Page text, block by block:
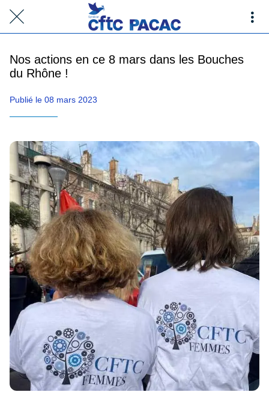
Nos actions en ce 8 mars dans les Bouches
du Rhône !
Publié le 08 mars 2023